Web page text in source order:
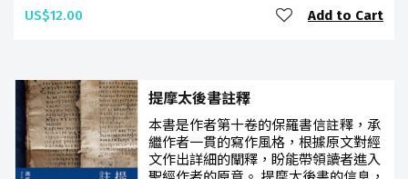
US$12.00 Add to Cart
提摩太後書註釋
本書是作者第十卷的保羅書信註釋，承
繼作者一貫的寫作風格，根據原文對經
文作出詳細的闡釋，盼能帶領讀者進入